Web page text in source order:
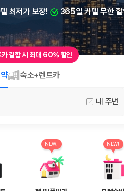
서 한 번에
, 면책금, 보상 한도, 인수 장소, 취
퍼자차의 면책금과 보상 한도를 비교합
수 위치, 반납 편의성을 함께 확인합니다.
예약할 수 있습니다.
최저가 보장! 365일 카텔 무한
결합 시 최대 60% 할인
숙소+렌트카
내 주변
NEW! NEW!